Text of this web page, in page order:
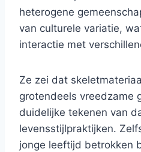
heterogene
van culturele variatie,
interactie met
Ze zei dat
grotendeels vreedzame
duidelijke tekenen van
levensstijlpraktijken.
jonge leeftijd betrokken